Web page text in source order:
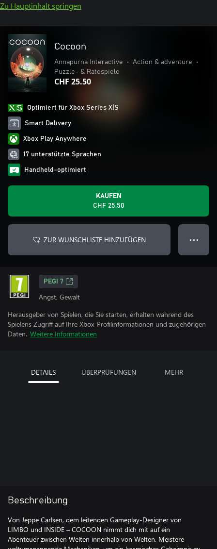
Zu Hauptinhalt springen
Cocoon
Annapurna Interactive • Action & adventure
•
Puzzle- & Ratespiele
CHF 25.50
Optimiert für Xbox Series X|S
Smart Delivery
Xbox Play Anywhere
17 unterstützte Sprachen
Handheld-optimiert
KAUFEN
CHF 25.50
ZUR WUNSCHLISTE HINZUFÜGEN ● ● ●
PEGI 7
Angst, Gewalt
Herausgeber von Spielen, die Sie starten, erhalten während des
Spielens Zugriff auf Ihre Xbox-Profilinformationen und zugehörigen
Daten. Weitere Informationen
DETAILS ÜBERPRÜFUNGEN MEHR
Beschreibung
Von Jeppe Carlsen, dem leitenden Gameplay-Designer von
LIMBO und INSIDE – COCOON nimmt dich mit auf ein
Abenteuer zwischen Welten innerhalb von Welten. Meistere